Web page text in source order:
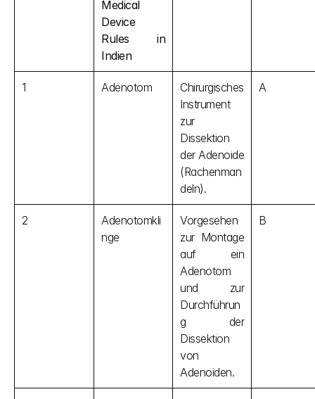
Medical
Device
Rules in
Indien
1 Adenotom
Chirurgisches
Instrument
zur
Dissektion
der Adenoide
(Rachenman
deln).
A
2
Adenotomkli
nge
Vorgesehen
zur Montage
auf ein
Adenotom
und zur
Durchführun
g der
Dissektion
von
Adenoiden.
B